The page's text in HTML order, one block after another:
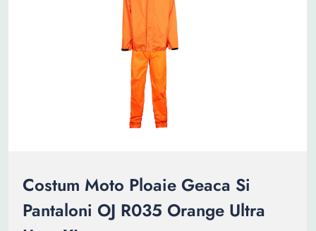
Costum Moto Ploaie Geaca Si
Pantaloni OJ R035 Orange Ultra